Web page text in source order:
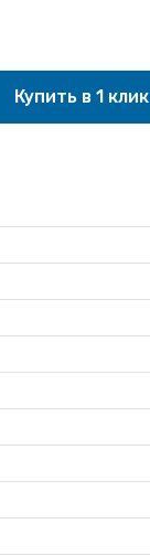
Купить в 1 клик